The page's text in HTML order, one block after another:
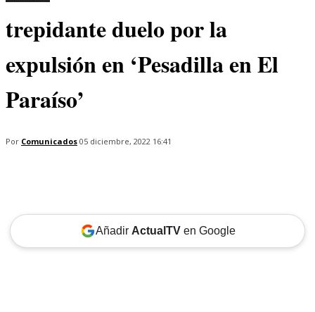
trepidante duelo por la
expulsión en ‘Pesadilla en El
Paraíso’
Por Comunicados 05 diciembre, 2022 16:41
Añadir ActualTVen Google